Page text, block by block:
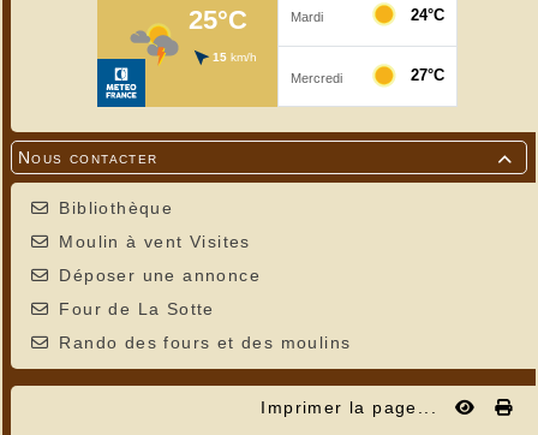

Nous contacter
Bibliothèque
Moulin à vent Visites
Déposer une annonce
Four de La Sotte
Rando des fours et des moulins
Imprimer la page...